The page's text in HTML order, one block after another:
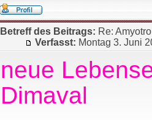
Betreff des Beitrags: Re:
Verfasst: Montag 3. Juni
neue
Dimaval